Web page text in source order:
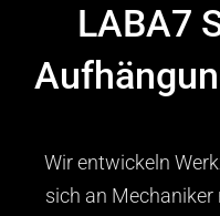
LABA7
Wir entwickeln
sich an Mechaniker